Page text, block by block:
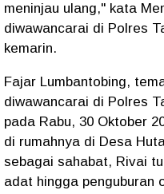
meninjau ulang," kata
diwawancarai di Polres
kemarin.
Fajar Lumbantobing,
diwawancarai di Polres
pada Rabu, 30 Oktober
di rumahnya di Desa
sebagai sahabat, Rivai
adat hingga penguburan